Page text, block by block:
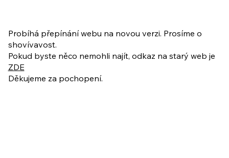
ukázkové lekce
Probíhá přepínání webu na novou verzi. Prosíme o
shovívavost.
Pokud byste něco nemohli najít, odkaz na starý web je
ZDE
Děkujeme za pochopení.